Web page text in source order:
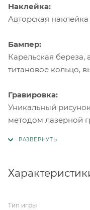
Наклейка:
Авторская
Бампер:
Карельская береза,
титановое кольцо,
Гравировка:
Уникальный
методом лазерной
Тип игры